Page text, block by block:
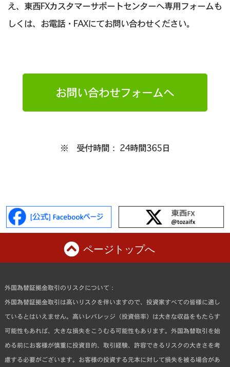
え、東西FXカスタマーサポートセンターへ専用フォームも
しくは、お電話・FAXにてお問い合わせください。
お問い合わせフォームへ
※ 受付時間： 24時間365日
ページトップへ
外国為替証拠金取引のリスクについて：
外国為替証拠金取引は高いリスクを伴いますので、投資家すべての皆様に適し
ているとはいえません。高いレバレッジ（投資倍率）は大きな収益をもたらす
可能性もあれば、大きな損失をこうむる可能性もあります。外国為替取引を始
める前にお客様が慎重に投資目的、取引経験、許容できるリスクの大きさを考
慮する必要がございます。お客様の投資する元本に対して損失を被る場合があ